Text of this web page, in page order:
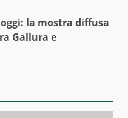
la mostra diffusa
Gallura e